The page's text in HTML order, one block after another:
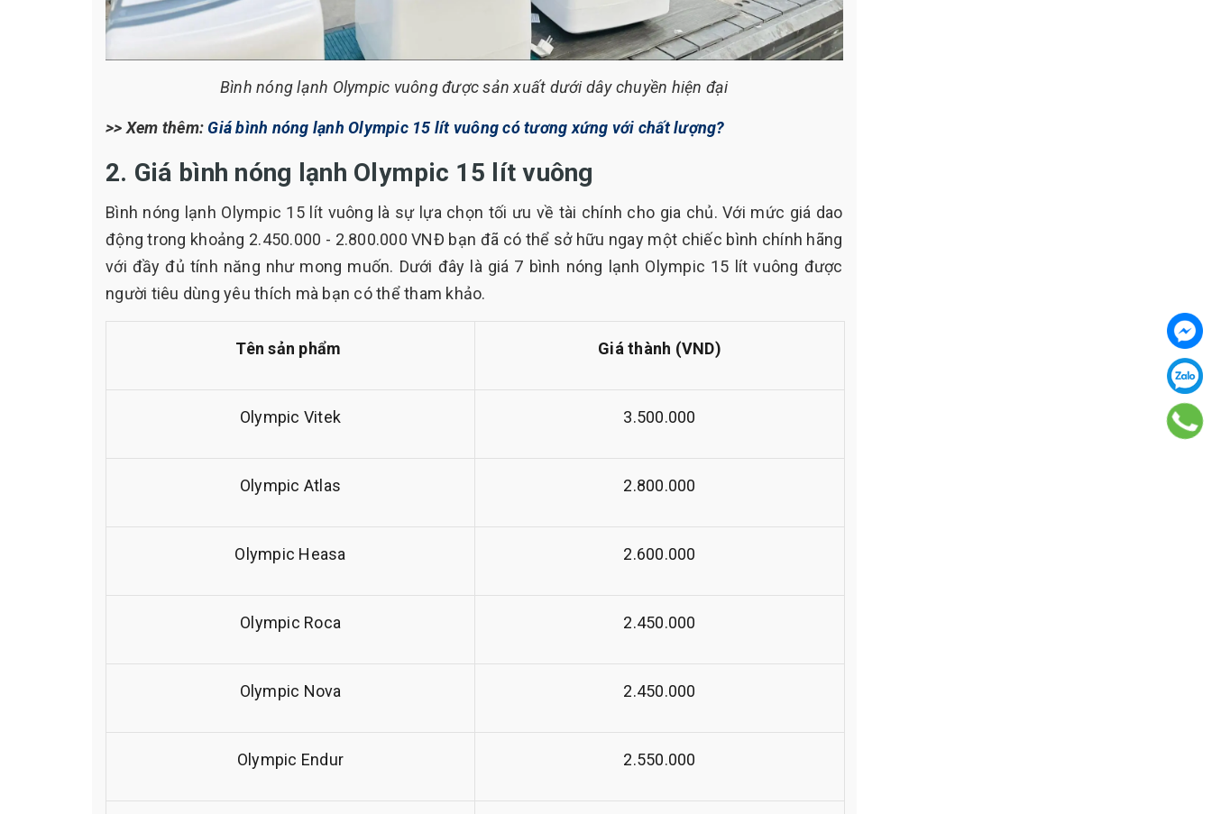
Bình nóng lạnh Olympic vuông được sản xuất dưới dây chuyền hiện đại
>> Xem thêm: Giá bình nóng lạnh Olympic 15 lít vuông có tương xứng với chất lượng?
2. Giá bình nóng lạnh Olympic 15 lít vuông
Bình nóng lạnh Olympic 15 lít vuông là sự lựa chọn tối ưu về tài chính cho gia chủ. Với mức giá dao
động trong khoảng 2.450.000 - 2.800.000 VNĐ bạn đã có thể sở hữu ngay một chiếc bình chính hãng
với đầy đủ tính năng như mong muốn. Dưới đây là giá 7 bình nóng lạnh Olympic 15 lít vuông được
người tiêu dùng yêu thích mà bạn có thể tham khảo.
Tên sản phẩm Giá thành (VND)
Olympic Vitek 3.500.000
Olympic Atlas 2.800.000
Olympic Heasa 2.600.000
Olympic Roca 2.450.000
Olympic Nova 2.450.000
Olympic Endur 2.550.000